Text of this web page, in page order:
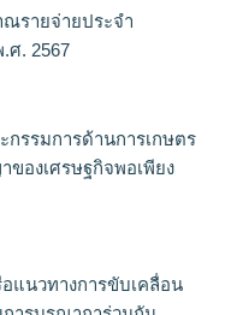
รายจ่ายประจำ
ศ. 2567
รรมการด้านการเกษตร
องเศรษฐกิจพอเพียง
แนวทางการขับเคลื่อน